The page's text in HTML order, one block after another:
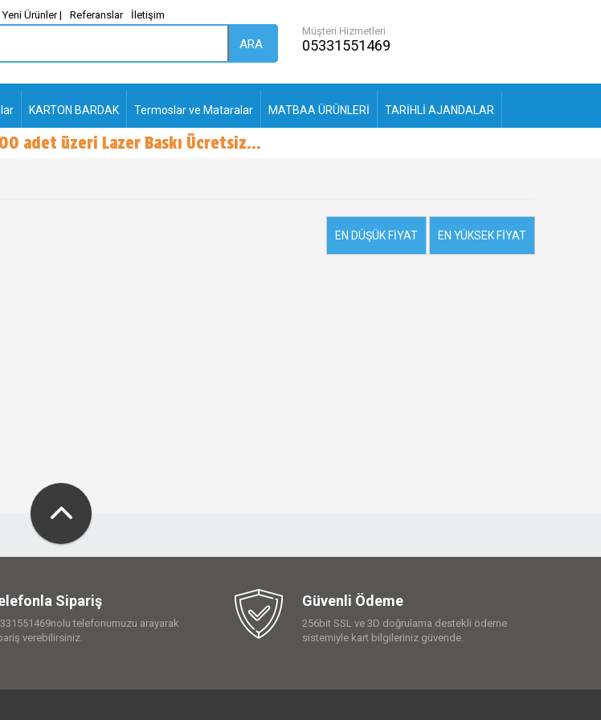
Yeni Ürünler | Referanslar İletişim
ARA
Müşteri Hizmetleri
05331551469
KARTON BARDAK Termoslar ve Mataralar MATBAA ÜRÜNLERİ TARİHLİ AJANDALAR
PLASTİK TÜKENMEZ
adet üzeri Lazer Baskı Ücretsiz...
EN DÜŞÜK FIYAT EN YÜKSEK FIYAT
Sipariş
telefonumuzu arayarak
verebilirsiniz.
Güvenli Ödeme
256bit SSL ve 3D doğrulama destekli ödeme
sistemiyle kart bilgileriniz güvende.